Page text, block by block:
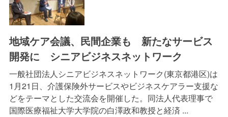
地域ケア会議、民間企業も 新たなサービス
開発に シニアビジネスネットワーク
一般社団法人シニアビジネスネットワーク(東京都港区)は
1月21日、介護保険外サービスやビジネスケアラー支援な
どをテーマとした交流会を開催した。同法人代表理事で
国際医療福祉大学大学院の白澤政和教授と経済 ...